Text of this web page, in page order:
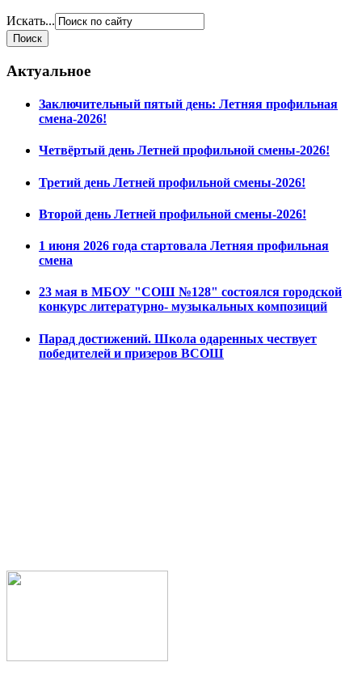
Искать...
Актуальное
Заключительный пятый день: Летняя профильная
смена-2026!
Четвёртый день Летней профильной смены-2026!
Третий день Летней профильной смены-2026!
Второй день Летней профильной смены-2026!
1 июня 2026 года стартовала Летняя профильная
смена
23 мая в МБОУ "СОШ №128" состоялся городской
конкурс литературно- музыкальных композиций
Парад достижений. Школа одаренных чествует
победителей и призеров ВСОШ